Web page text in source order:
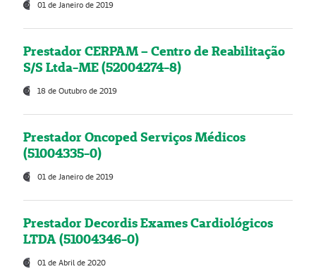
01 de Janeiro de 2019
Prestador CERPAM – Centro de Reabilitação
S/S Ltda-ME (52004274-8)
18 de Outubro de 2019
Prestador Oncoped Serviços Médicos
(51004335-0)
01 de Janeiro de 2019
Prestador Decordis Exames Cardiológicos
LTDA (51004346-0)
01 de Abril de 2020